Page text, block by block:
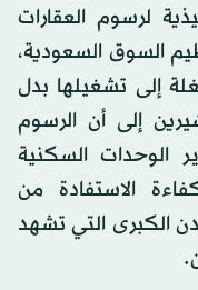
لرسوم العقارات
السوق السعودية،
إلى تشغيلها بدل
إلى أن الرسوم
الوحدات السكنية
الاستفادة من
الكبرى التي تشهد